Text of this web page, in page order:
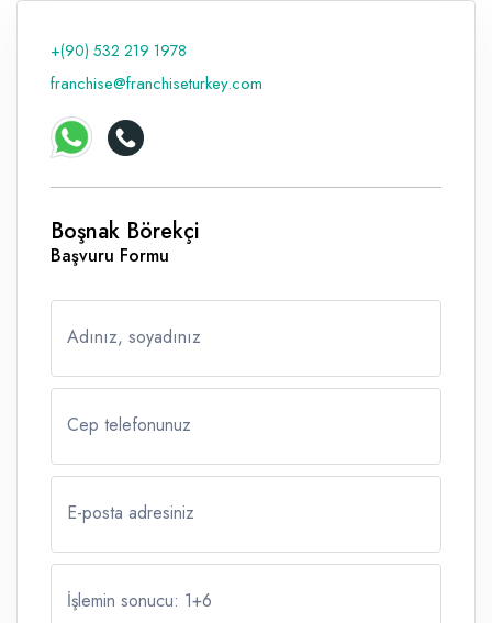
+(90) 532 219 1978
franchise@franchiseturkey.com
Boşnak Börekçi
Başvuru Formu
Adınız, soyadınız
Cep telefonunuz
E-posta adresiniz
İşlemin sonucu: 1+6